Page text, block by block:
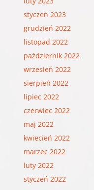
styczeń 2023
grudzień 2022
listopad 2022
październik 2022
wrzesień 2022
sierpień 2022
lipiec 2022
czerwiec 2022
maj 2022
kwiecień 2022
marzec 2022
luty 2022
styczeń 2022